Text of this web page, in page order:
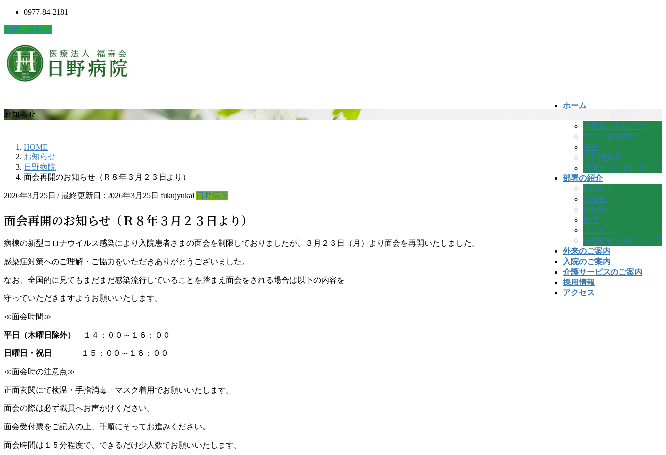
0977-84-2181
お問い合わせ
ホーム
理事長ごあいさつ
理念・経営方針
沿革
旧日野病院
環境自主行動計画
部署の紹介
医師紹介
看護部
放射線
検査
リハビリ
医療福祉連携について
外来のご案内
入院のご案内
介護サービスのご案内
採用情報
アクセス
お知らせ
HOME
お知らせ
日野病院
面会再開のお知らせ（Ｒ８年３月２３日より）
2026年3月25日 / 最終更新日 : 2026年3月25日 fukujyukai 日野病院
面会再開のお知らせ（Ｒ８年３月２３日より）
病棟の新型コロナウイルス感染により入院患者さまの面会を制限しておりましたが、３月２３日（月）より面会を再開いたしました。
感染症対策へのご理解・ご協力をいただきありがとうございました。
なお、全国的に見てもまだまだ感染流行していることを踏まえ面会をされる場合は以下の内容を
守っていただきますようお願いいたします。
≪面会時間≫
平日（木曜日除外） １４：００～１６：００
日曜日・祝日 １５：００～１６：００
≪面会時の注意点≫
正面玄関にて検温・手指消毒・マスク着用でお願いいたします。
面会の際は必ず職員へお声かけください。
面会受付票をご記入の上、手順にそってお進みください。
面会時間は１５分程度で、できるだけ少人数でお願いいたします。